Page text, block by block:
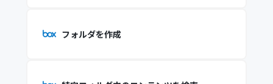
フォルダを作成